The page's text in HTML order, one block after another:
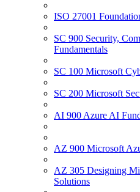
ISO 27001
SC 900 Security,
Fundamentals
SC 100 Microsoft
SC 200 Microsoft
AI 900 Azure AI
AZ 900 Microsoft
AZ 305 Designing
Solutions